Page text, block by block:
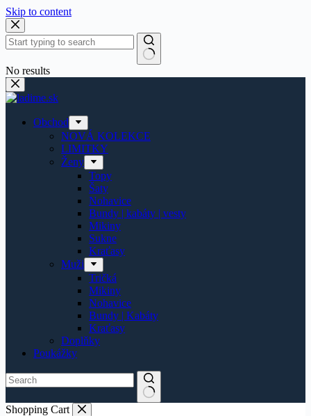
Skip to content
No results
Obchod
NOVÁ KOLEKCE
LIMITKY
Ženy
Topy
Šaty
Nohavice
Bundy | kabáty | vesty
Mikiny
Sukne
Kraťasy
Muži
Tričká
Mikiny
Nohavice
Bundy | Kabáty
Kraťasy
Doplňky
Poukážky
Shopping Cart